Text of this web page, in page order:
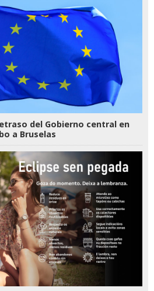
del Gobierno central en
a Bruselas